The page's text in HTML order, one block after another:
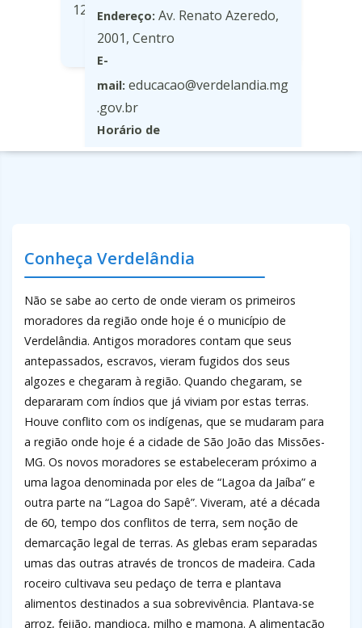
Saiba mais
Endereço: Av. Renato Azeredo,
2001, Centro
E-
mail: educacao@verdelandia.mg
.gov.br
Horário de
funcionamento:07:00 às 12:00/
Conheça Verdelândia
Não se sabe ao certo de onde vieram os primeiros
moradores da região onde hoje é o município de
Verdelândia. Antigos moradores contam que seus
antepassados, escravos, vieram fugidos dos seus
algozes e chegaram à região. Quando chegaram, se
depararam com índios que já viviam por estas terras.
Houve conflito com os indígenas, que se mudaram para
a região onde hoje é a cidade de São João das Missões-
MG. Os novos moradores se estabeleceram próximo a
uma lagoa denominada por eles de “Lagoa da Jaíba” e
outra parte na “Lagoa do Sapê”. Viveram, até a década
de 60, tempo dos conflitos de terra, sem noção de
demarcação legal de terras. As glebas eram separadas
umas das outras através de troncos de madeira. Cada
roceiro cultivava seu pedaço de terra e plantava
alimentos destinados a sua sobrevivência. Plantava-se
arroz, feijão, mandioca, milho e mamona. A alimentação